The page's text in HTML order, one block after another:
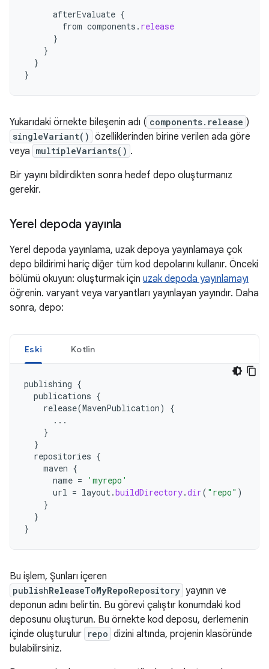
afterEvaluate {
from components . release
}
}
}
}
Yukarıdaki örnekte bileşenin adı ( components.release )
singleVariant() özelliklerinden birine verilen ada göre
veya multipleVariants() .
Bir yayını bildirdikten sonra hedef depo oluşturmanız
gerekir.
Yerel depoda yayınla
Yerel depoda yayınlama, uzak depoya yayınlamaya çok
depo bildirimi hariç diğer tüm kod depolarını kullanır. Önceki
bölümü okuyun: oluşturmak için uzak depoda yayınlamayı
öğrenin. varyant veya varyantları yayınlayan yayındır. Daha
sonra, depo:
Eski Kotlin
publishing {
publications {
release(MavenPublication)
{
...
}
}
repositories {
maven {
name =
'myrepo'
url = layout.buildDirectory.dir( "repo" )
}
}
}
Bu işlem, Şunları içeren
publishReleaseToMyRepoRepository yayının ve
deponun adını belirtin. Bu görevi çalıştır konumdaki kod
deposunu oluşturun. Bu örnekte kod deposu, derlemenin
içinde oluşturulur repo dizini altında, projenin klasöründe
bulabilirsiniz.